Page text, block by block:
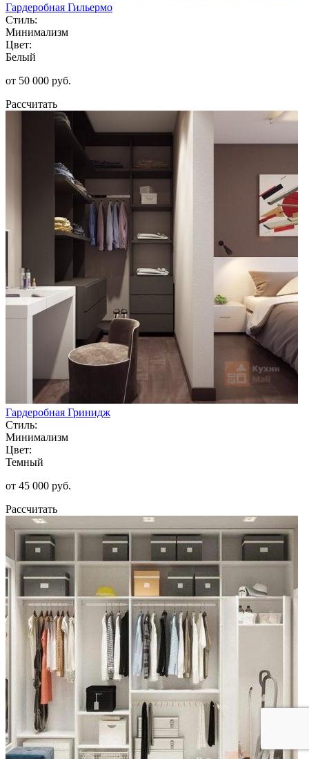
Гардеробная Гильермо
Стиль:
Минимализм
Цвет:
Белый
от 50 000 руб.
Рассчитать
Гардеробная Гринидж
Стиль:
Минимализм
Цвет:
Темный
от 45 000 руб.
Рассчитать